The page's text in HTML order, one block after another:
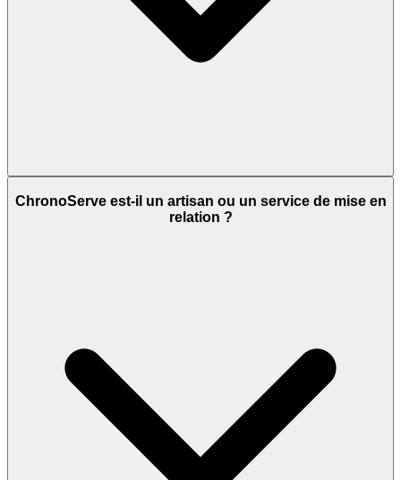
ChronoServe est-il un artisan ou un service de mise en
relation ?